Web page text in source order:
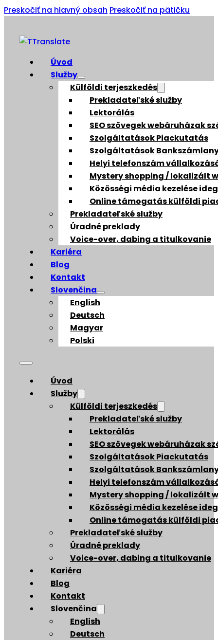
Preskočiť na hlavný obsah Preskočiť na pätičku
Úvod
Služby
Külföldi terjeszkedés
Prekladateľské služby
Lektorálás
SEO szövegek webáruházak
Szolgáltatások Piackutatás
Szolgáltatások
Helyi telefonszám
Mystery shopping / lokalizált
Közösségi média kezelése
Online támogatás külföldi
Prekladateľské služby
Úradné preklady
Voice-over, dabing a titulkovanie
Kariéra
Blog
Kontakt
Slovenčina
English
Deutsch
Magyar
Polski
Úvod
Služby
Külföldi terjeszkedés
Prekladateľské služby
Lektorálás
SEO szövegek webáruházak
Szolgáltatások Piackutatás
Szolgáltatások
Helyi telefonszám
Mystery shopping / lokalizált
Közösségi média kezelése
Online támogatás külföldi
Prekladateľské služby
Úradné preklady
Voice-over, dabing a titulkovanie
Kariéra
Blog
Kontakt
Slovenčina
English
Deutsch